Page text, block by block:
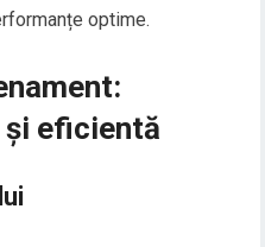
optime.
eficientă